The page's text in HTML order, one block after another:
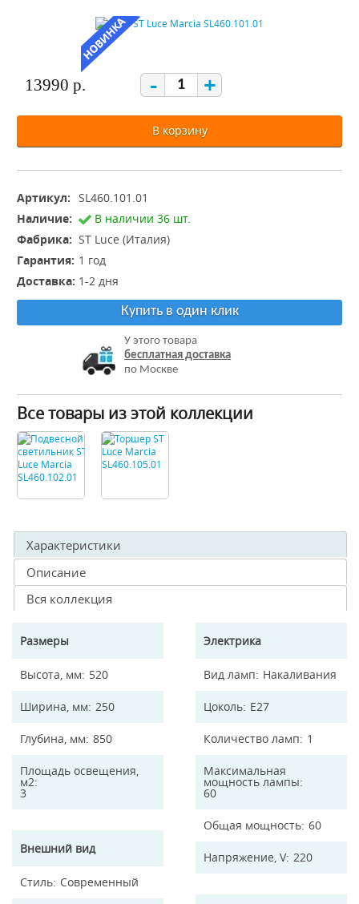
13990 р. - +
В корзину
Артикул: SL460.101.01
Наличие:
В наличии 36 шт.
Фабрика: ST Luce (Италия)
Гарантия: 1 год
Доставка: 1-2 дня
Купить в один клик
У этого товара
бесплатная доставка
по Москве
Все товары из этой коллекции
Характеристики
Описание
Вся коллекция
Размеры
Высота, мм 520
Ширина, мм 250
Глубина, мм 850
Площадь освещения,
м2
3
Внешний вид
Стиль Современный
Электрика
Вид ламп Накаливания
Цоколь E27
Количество ламп 1
Максимальная
мощность лампы
60
Общая мощность 60
Напряжение, V 220